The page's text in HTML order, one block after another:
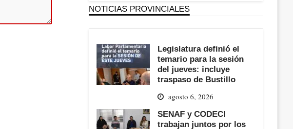
NOTICIAS PROVINCIALES
Legislatura definió el
temario para la sesión
del jueves: incluye
traspaso de Bustillo
agosto 6, 2026
SENAF y CODECI
trabajan juntos por los